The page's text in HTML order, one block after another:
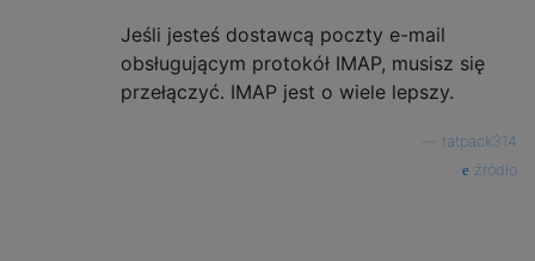
Jeśli jesteś dostawcą poczty e-mail
obsługującym protokół IMAP, musisz się
przełączyć. IMAP jest o wiele lepszy.
ratpack314
źródło